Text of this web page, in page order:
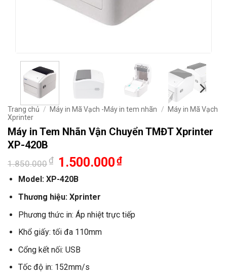
Trang chủ / Máy in Mã Vạch -Máy in tem nhãn /
Máy in Mã Vạch
Xprinter
Máy in Tem Nhãn Vận Chuyển TMĐT Xprinter
XP-420B
1.850.000 ₫ Giá
gốc
là:
1.850.000₫.
1.500.000₫Giá
Model: XP-420B
Thương hiệu: Xprinter
Phương thức in: Áp nhiệt trực tiếp
Khổ giấy: tối đa 110mm
Cổng kết nối: USB
Tốc độ in: 152mm/s